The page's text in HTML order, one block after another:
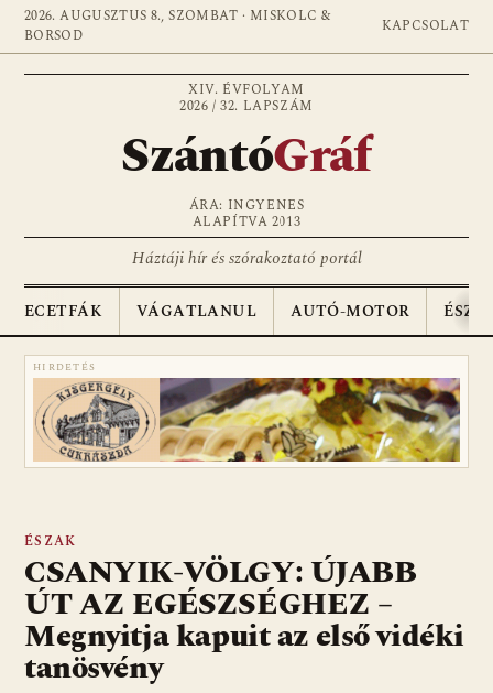
2026. AUGUSZTUS 8., SZOMBAT · MISKOLC &
BORSOD
KAPCSOLAT
XIV. ÉVFOLYAM
2026 / 32. LAPSZÁM
SzántóGráf
ÁRA: INGYENES
ALAPÍTVA 2013
Háztáji hír és szórakoztató portál
ECETFÁK VÁGATLANUL AUTÓ-MOTOR
HIRDETÉS
ÉSZAK
CSANYIK-VÖLGY: ÚJABB
ÚT AZ EGÉSZSÉGHEZ –
Megnyitja kapuit az első vidéki
tanösvény